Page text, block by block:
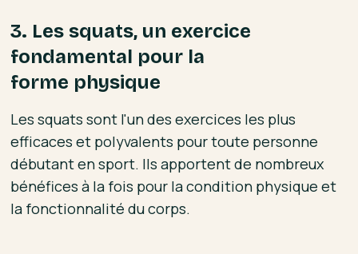
3. Les squats, un exercice
fondamental pour la
forme physique
Les squats sont l'un des exercices les plus
efficaces et polyvalents pour toute personne
débutant en sport. Ils apportent de nombreux
bénéfices à la fois pour la condition physique et
la fonctionnalité du corps.